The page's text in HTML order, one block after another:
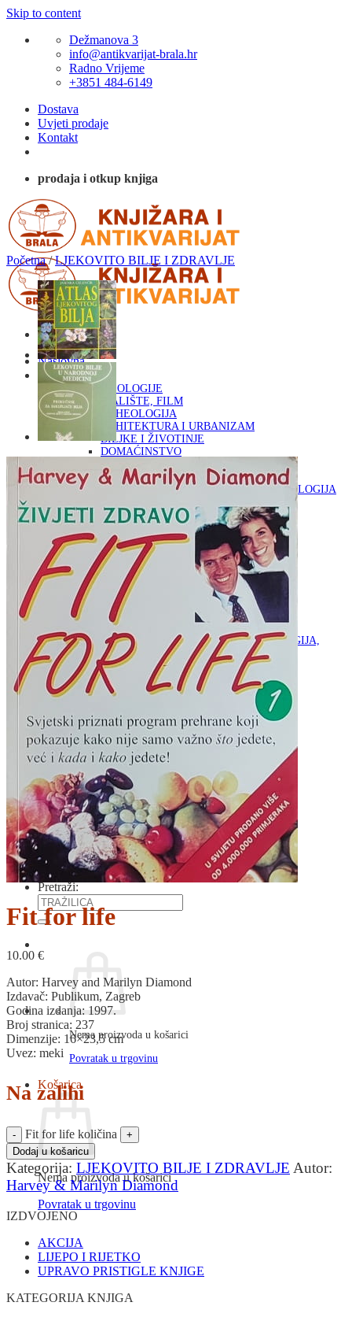
Skip to content
Dežmanova 3
info@antikvarijat-brala.hr
Radno Vrijeme
+3851 484-6149
Dostava
Uvjeti prodaje
Kontakt
prodaja i otkup knjiga
Naslovna
KNJIGE
OD ARHEOLOGIJE
DO KAZALIŠTE, FILM
ARHEOLOGIJA
ARHITEKTURA I URBANIZAM
BILJKE I ŽIVOTINJE
DOMAĆINSTVO
ENCIKLOPEDIJE I LEKSIKONI
ETNOLOGIJA
FILOZOFIJA, SOCIOLOGIJA, ANTROPOLOGIJA
GLAZBENA UMJETNOST
KAZALIŠTE, FILM
OD KNJIŽEVNOST
DO RELIGIJA
KNJIŽEVNOST
LIKOVNA UMJETNOST
LJEKOVITO BILJE I ZDRAVLJE
MITOLOGIJA
POVIJEST I PUBLICISTIKA
PRIRODNE ZNANOSTI
PSIHOLOGIJA, POPULARNA PSIHOLOGIJA,
ALTERNATIVA
RAZNO
RELIGIJA
OD RJEČNIKA
RJEČNICI, GRAMATIKE, PRAVOPISI…
ŠAH
SPORT
STRIPOVI
TEHNIČKE ZNANOSTI
TEORIJA I POVIJEST KNJIŽEVNOSTI
VEDUTE
ZAGREB
ZEMLJOVIDI
Otkup knjiga
O nama
Novosti
AKCIJA
Pretraži:
Nema proizvoda u košarici
Povratak u trgovinu
Košarica
Nema proizvoda u košarici
Povratak u trgovinu
Početna / LJEKOVITO BILJE I ZDRAVLJE
Fit for life
10.00 €
Autor: Harvey and Marilyn Diamond
Izdavač: Publikum, Zagreb
Godina izdanja: 1997.
Broj stranica: 237
Dimenzije: 16×23,5 cm
Uvez: meki
Na zalihi
Fit for life količina
Dodaj u košaricu
Kategorija: LJEKOVITO BILJE I ZDRAVLJE Autor:
Harvey & Marilyn Diamond
IZDVOJENO
AKCIJA
LIJEPO I RIJETKO
UPRAVO PRISTIGLE KNJIGE
KATEGORIJA KNJIGA